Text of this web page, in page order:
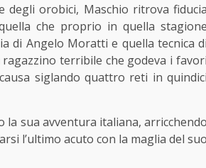
degli orobici, Maschio ritrova fiducia
che proprio in quella stagione
di Angelo Moratti e quella tecnica di
terribile che godeva i favori
siglando quattro reti in quindici
sua avventura italiana, arricchendo
l’ultimo acuto con la maglia del suo